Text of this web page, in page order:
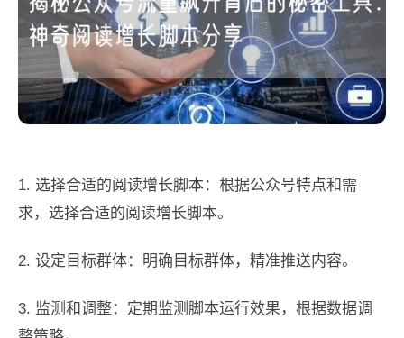
1. 选择合适的阅读增长脚本：根据公众号特点和需
求，选择合适的阅读增长脚本。
2. 设定目标群体：明确目标群体，精准推送内容。
3. 监测和调整：定期监测脚本运行效果，根据数据调